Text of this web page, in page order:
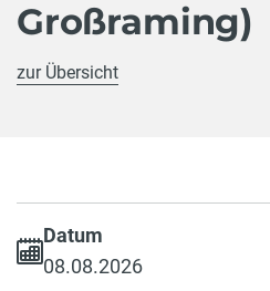
Großraming)
zur Übersicht
Datum
08.08.2026